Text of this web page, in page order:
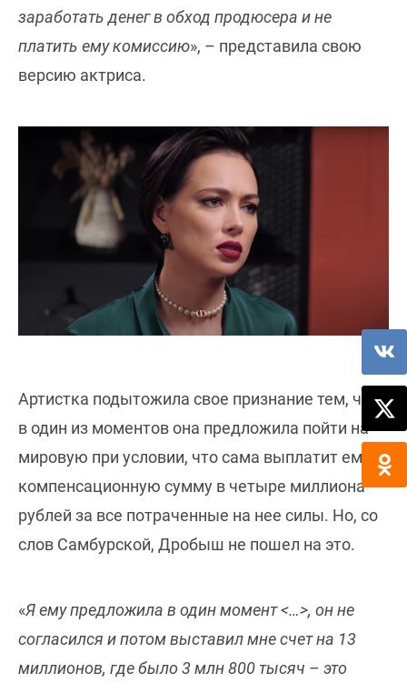
заработать денег в обход продюсера и не
платить ему комиссию», – представила свою
версию актриса.
Артистка подытожила свое признание тем, что
в один из моментов она предложила пойти на
мировую при условии, что сама выплатит ему
компенсационную сумму в четыре миллиона
рублей за все потраченные на нее силы. Но, со
слов Самбурской, Дробыш не пошел на это.
«Я ему предложила в один момент <…>, он не
согласился и потом выставил мне счет на 13
миллионов, где было 3 млн 800 тысяч – это